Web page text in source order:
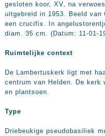
gesloten koor, XV, na
uitgebreid in 1953. Beeld
een crucifix. In
diam. 35 cm. (Datum: 11-01-
Ruimtelijke context
De Lambertuskerk ligt met
centrum van Helden. De kerk
en plantsoen.
Type
Driebeukige pseudobasiliek